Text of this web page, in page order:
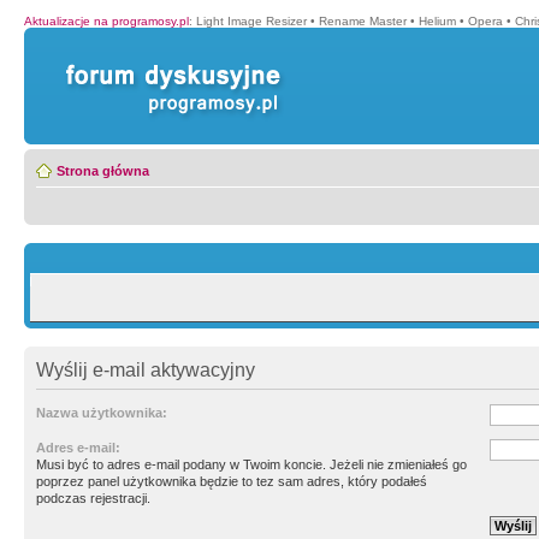
Aktualizacje na programosy.pl: Light Image Resizer • Rename Master • Helium • Opera •
Strona główna
Wyślij e-mail aktywacyjny
Nazwa użytkownika:
Adres e-mail:
Musi być to adres e-mail podany w Twoim koncie. Jeżeli nie zmieniałeś go
poprzez panel użytkownika będzie to tez sam adres, który podałeś
podczas rejestracji.